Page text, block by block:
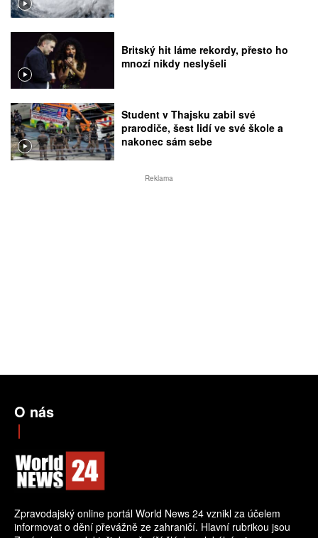
Britský hit láme rekordy, přesto ho
mnozí nikdy neslyšeli
Student v Thajsku zabil své
prarodiče, šest lidí ve své škole a
nakonec sám sebe
Reklama
O nás
Zpravodajský online portál World News 24 vznikl za účelem
informovat o dění převážně ze zahraničí. Hlavní rubrikou jsou